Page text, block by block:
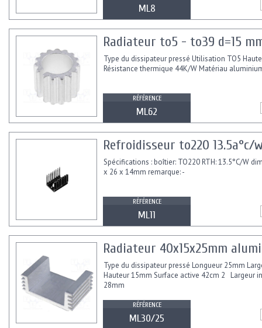
ML8
Radiateur to5 - to39 d=15
Type du dissipateur pressé Utilisation TO5
Résistance thermique 44K/W Matériau
RÉFÉRENCE
ML62
Refroidisseur to220 13.5a°c/
Spécifications : boîtier: TO220 RTH: 13.5°C/W
x 26 x 14mm remarque: -
RÉFÉRENCE
ML11
Radiateur 40x15x25mm
Type du dissipateur pressé Longueur 25mm
Hauteur 15mm Surface active 42cm 2 Largeur
28mm
RÉFÉRENCE
ML30/25